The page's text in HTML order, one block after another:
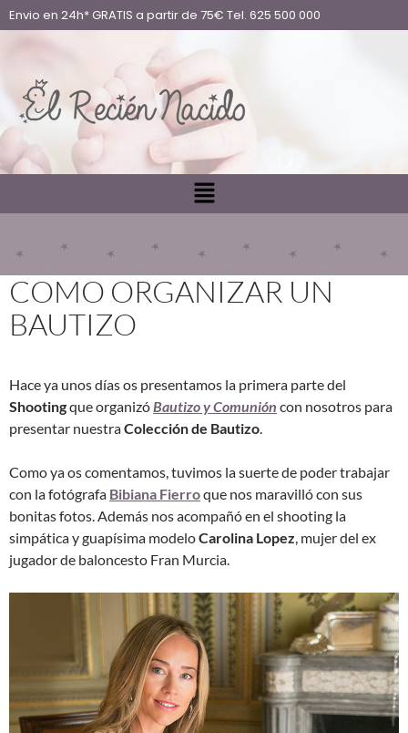
Envio en 24h* GRATIS a partir de 75€ Tel. 625 500 000
COMO ORGANIZAR UN
BAUTIZO
Hace ya unos días os presentamos la primera parte del
Shootingque organizóBautizo y Comunión con nosotros para
presentar nuestraColección de Bautizo.
Como ya os comentamos, tuvimos la suerte de poder trabajar
con la fotógrafa Bibiana Fierroque nos maravilló con sus
bonitas fotos. Además nos acompañó en el shooting la
simpática y guapísima modeloCarolina Lopez, mujer del ex
jugador de baloncesto Fran Murcia.